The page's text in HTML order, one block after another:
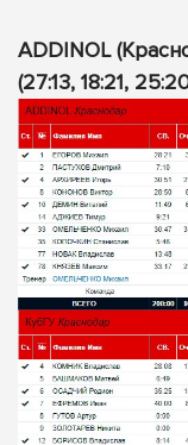
ADDINOL
(27:13, 18:21,